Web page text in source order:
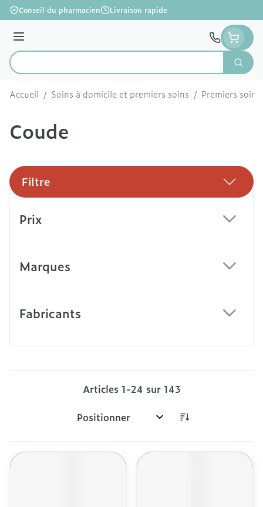
Aller au contenu
Conseil du pharmacien Livraison rapide
Menu
Rechercher
Accueil / Soins à domicile et premiers soins / Premiers soins
Coude
Filtre
Prix
Marques
Fabricants
Articles 1-24 sur 143
Trier par: